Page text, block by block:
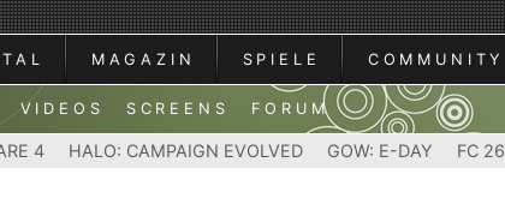
MAGAZIN SPIELE COMMUNITY
VIDEOS SCREENS FORUM
4 HALO: CAMPAIGN EVOLVED GOW: E-DAY FC 26